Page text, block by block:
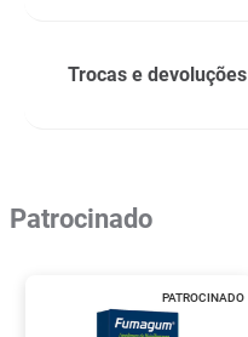
Trocas e devoluções
Patrocinado
PATROCINADO